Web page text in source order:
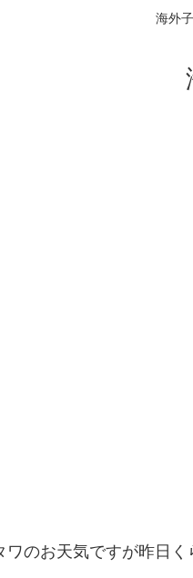
海外
のお天気ですが昨日く